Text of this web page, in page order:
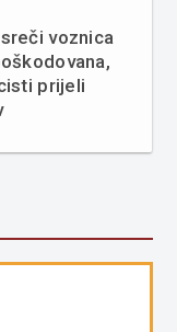
voznica
prijeli